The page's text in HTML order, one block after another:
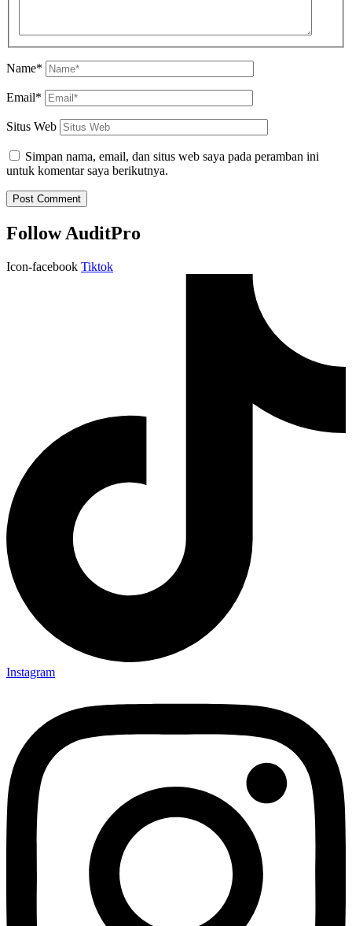
Name*
Email*
Situs Web
Simpan nama, email, dan situs web saya pada peramban ini
untuk komentar saya berikutnya.
Follow AuditPro
Icon-facebook Tiktok
Instagram